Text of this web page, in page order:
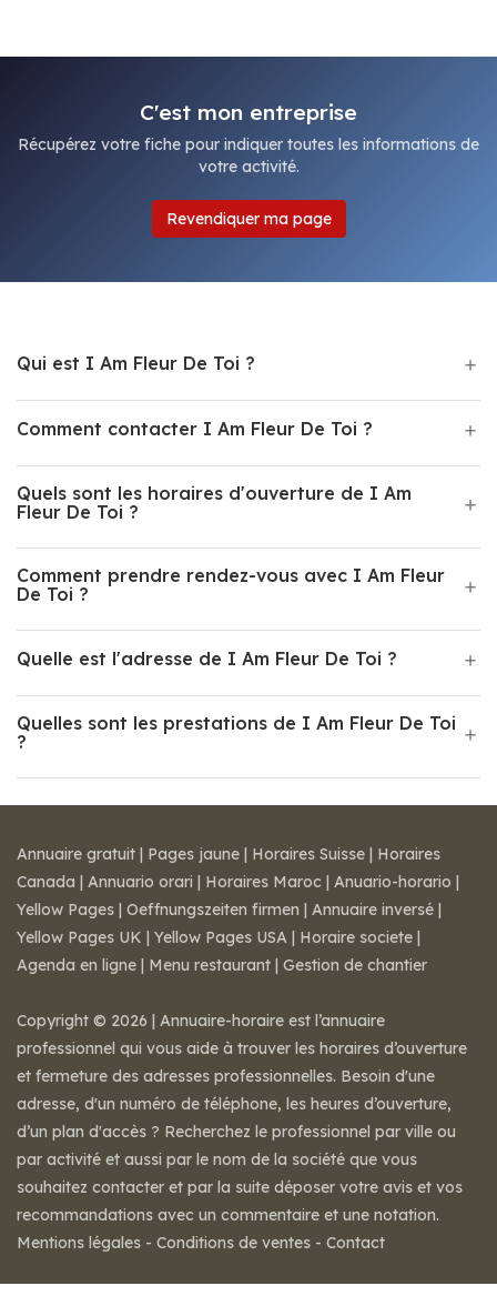
C'est mon entreprise
Récupérez votre fiche pour indiquer toutes les informations de
votre activité.
Revendiquer ma page
Qui est I Am Fleur De Toi ?
Comment contacter I Am Fleur De Toi ?
Quels sont les horaires d'ouverture de I Am
Fleur De Toi ?
Comment prendre rendez-vous avec I Am Fleur
De Toi ?
Quelle est l'adresse de I Am Fleur De Toi ?
Quelles sont les prestations de I Am Fleur De Toi
?
Annuaire gratuit | Pages jaune | Horaires Suisse | Horaires
Canada | Annuario orari | Horaires Maroc | Anuario-horario |
Yellow Pages | Oeffnungszeiten firmen | Annuaire inversé |
Yellow Pages UK | Yellow Pages USA | Horaire societe |
Agenda en ligne | Menu restaurant | Gestion de chantier
Copyright © 2026 | Annuaire-horaire est l’annuaire
professionnel qui vous aide à trouver les horaires d’ouverture
et fermeture des adresses professionnelles. Besoin d'une
adresse, d'un numéro de téléphone, les heures d’ouverture,
d’un plan d'accès ? Recherchez le professionnel par ville ou
par activité et aussi par le nom de la société que vous
souhaitez contacter et par la suite déposer votre avis et vos
recommandations avec un commentaire et une notation.
Mentions légales - Conditions de ventes - Contact